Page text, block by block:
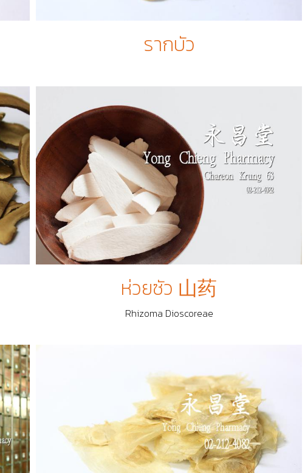
รากบัว
ห่วยซัว 山药
Rhizoma Dioscoreae